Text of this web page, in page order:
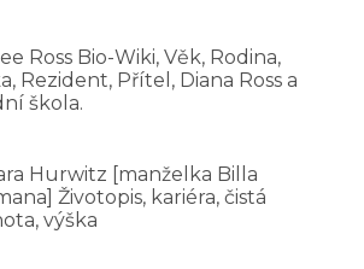
Ross Bio-Wiki, Věk, Rodina,
Rezident, Přítel, Diana Ross a
škola.
Hurwitz [manželka Billa
Životopis, kariéra, čistá
výška